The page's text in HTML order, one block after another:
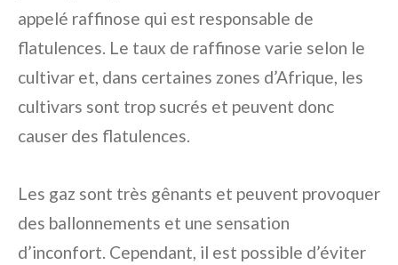
appelé raffinose qui est responsable de
flatulences. Le taux de raffinose varie selon le
cultivar et, dans certaines zones d’Afrique, les
cultivars sont trop sucrés et peuvent donc
causer des flatulences.
Les gaz sont très gênants et peuvent provoquer
des ballonnements et une sensation
d’inconfort. Cependant, il est possible d’éviter